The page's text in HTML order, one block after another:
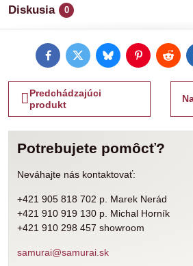
Diskusia 0
FacebookTwitterBlueskyPinterest
Predchádzajúci
produkt
Potrebujete pomôcť?
Neváhajte nás kontaktovať:
+421 905 818 702 p. Marek Nerád
+421 910 919 130 p. Michal Horník
+421 910 298 457 showroom
samurai@samurai.sk